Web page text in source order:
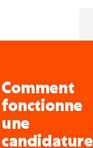
Comment
fonctionne
une
candidature